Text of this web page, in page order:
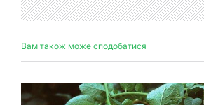
Вам також може сподобатися